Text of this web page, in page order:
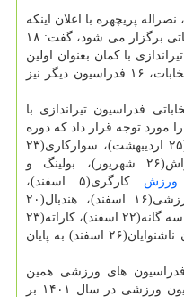
پریچهره با اعلان اینکه
برمبنای اساسنامه جدید، مجامع انتخاباتی برگزار می شود، گفت: ۱۸
با کمان بعنوان اولین
مجمع برگزار و تا آخر سال ۱۴۰۱ انتخابات، ۱۶ فدراسیون دیگر نیز
فدراسیون تیراندازی با
این نکته را مورد توجه قرار داد که دوره
ریاست فدراسیون های شمشیربازی(۲۵ اردیبهشت)، سوارکاری(۲۳
خرداد)، بدمینتون(۳ مرداد)، اسکواش(۲۶ شهریور)، بولینگ و
ورزش
کارگری(۵ اسفند)،
قایقرانی(۷ اسفند)، انجمن های ورزشی(۱۶ اسفند)، هندبال(۲۰
اسفند) هاکی(۲۱ اسفند)، ورزش های سه گانه(۲۲ اسفند)، کاراته(۲۳
اسفند)، جودو(۲۵ اسفند) و فدراسیون ناشنوایان(۲۶ اسفند) به پایان
های ورزشی همین
طور اشاره کرد: انتخابات ۱۶ فدراسیون ورزشی در سال ۱۴۰۱ بر